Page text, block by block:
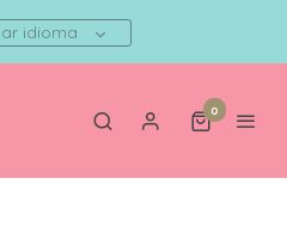
idioma
0